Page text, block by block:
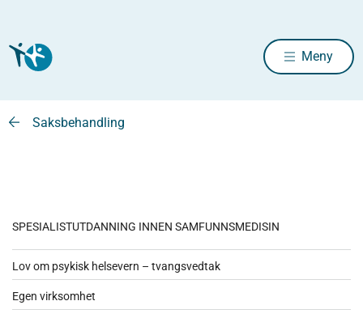
Meny
Saksbehandling
SPESIALISTUTDANNING INNEN SAMFUNNSMEDISIN
Lov om psykisk helsevern – tvangsvedtak
Egen virksomhet